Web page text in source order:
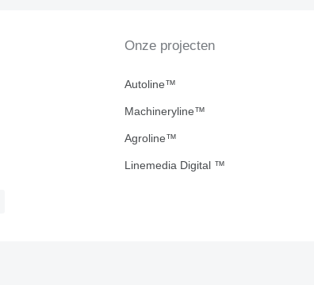
Onze projecten
Autoline™
Machineryline™
Agroline™
Linemedia Digital ™